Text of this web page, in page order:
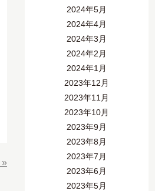
»
2024年5月
2024年4月
2024年3月
2024年2月
2024年1月
2023年12月
2023年11月
2023年10月
2023年9月
2023年8月
2023年7月
2023年6月
2023年5月